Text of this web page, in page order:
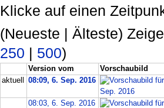
Klicke auf einen
(Neueste | Älteste)
250 | 500)
Version vom
Vorschaubild
aktuell
08:09, 6. Sep. 2016
08:03, 6. Sep. 2016